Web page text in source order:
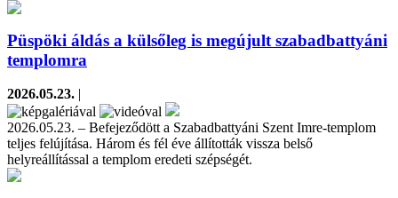
Püspöki áldás a külsőleg is megújult szabadbattyáni
templomra
2026.05.23. |
2026.05.23. – Befejeződött a Szabadbattyáni Szent Imre-templom
teljes felújítása. Három és fél éve állították vissza belső
helyreállítással a templom eredeti szépségét.